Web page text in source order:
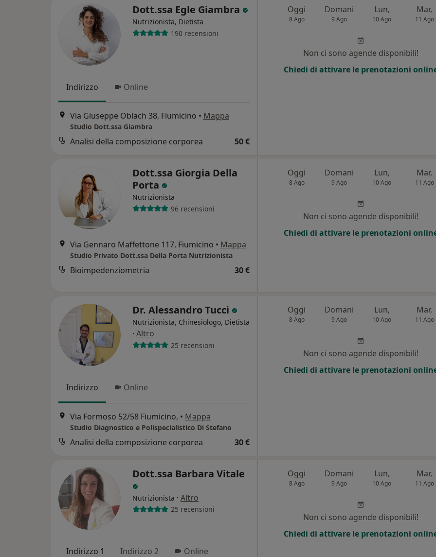
Dott.ssa Egle Giambra
Nutrizionista, Dietista
190 recensioni
Indirizzo Online
Via Giuseppe Oblach 38, Fiumicino • Mappa
Studio Dott.ssa Giambra
Analisi della composizione corporea 50 €
Oggi
8 Ago
Domani
9 Ago
Lun,
10 Ago
Mar,
11 Ago
Non ci sono agende disponibili!
Chiedi di attivare le prenotazioni
Dott.ssa Giorgia Della
Porta
Nutrizionista
96 recensioni
Via Gennaro Maffettone 117, Fiumicino • Mappa
Studio Privato Dott.ssa Della Porta Nutrizionista
Bioimpedenziometria 30 €
Oggi
8 Ago
Domani
9 Ago
Lun,
10 Ago
Mar,
11 Ago
Non ci sono agende disponibili!
Chiedi di attivare le prenotazioni
Dr. Alessandro Tucci
Nutrizionista, Chinesiologo, Dietista
· Altro
25 recensioni
Indirizzo Online
Via Formoso 52/58 Fiumicino, • Mappa
Studio Diagnostico e Polispecialistico Di Stefano
Analisi della composizione corporea 30 €
Oggi
8 Ago
Domani
9 Ago
Lun,
10 Ago
Mar,
11 Ago
Non ci sono agende disponibili!
Chiedi di attivare le prenotazioni
Dott.ssa Barbara Vitale
Nutrizionista · Altro
25 recensioni
Indirizzo 1 Indirizzo 2 Online
Oggi
8 Ago
Domani
9 Ago
Lun,
10 Ago
Mar,
11 Ago
Non ci sono agende disponibili!
Chiedi di attivare le prenotazioni